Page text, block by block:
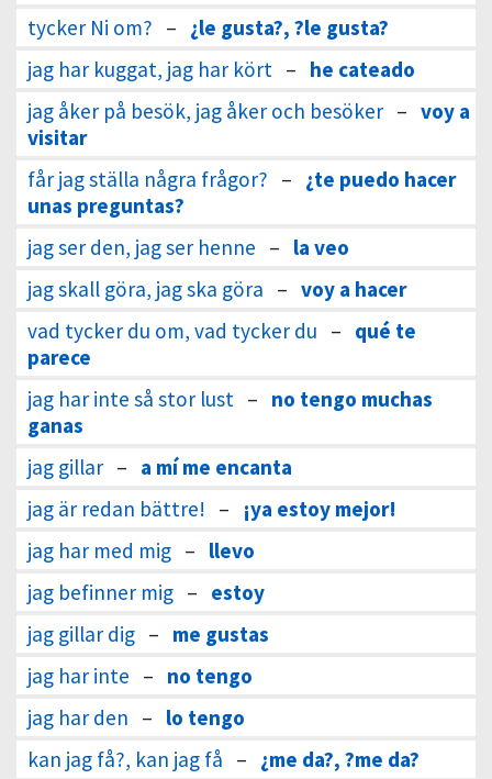
tycker Ni om? – ¿le gusta?, ?le gusta?
jag har kuggat, jag har kört – he cateado
jag åker på besök, jag åker och besöker – voy a
visitar
får jag ställa några frågor? – ¿te puedo hacer
unas preguntas?
jag ser den, jag ser henne – la veo
jag skall göra, jag ska göra – voy a hacer
vad tycker du om, vad tycker du – qué te
parece
jag har inte så stor lust – no tengo muchas
ganas
jag gillar – a mí me encanta
jag är redan bättre! –
¡ya estoy mejor!
jag har med mig – llevo
jag befinner mig – estoy
jag gillar dig – me gustas
jag har inte – no tengo
jag har den – lo tengo
kan jag få?, kan jag få – ¿me da?, ?me da?